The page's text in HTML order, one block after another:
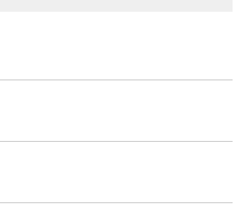
paikan päälle, voisiko tästä